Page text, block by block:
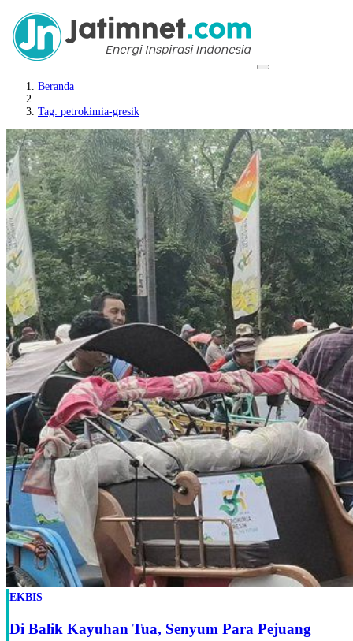
Beranda
Tag: petrokimia-gresik
EKBIS
Di Balik Kayuhan Tua, Senyum Para Pejuang